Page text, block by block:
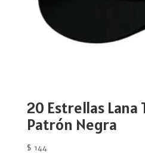
20 Estrellas Lana
Patrón Negra
$ 144